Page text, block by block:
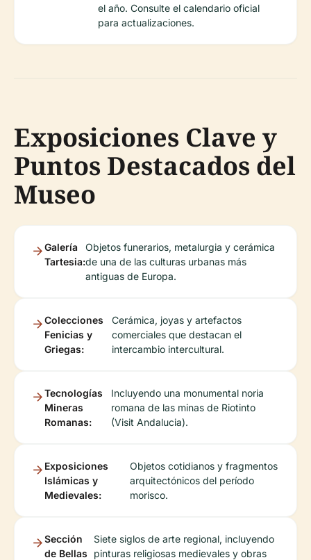
el año. Consulte el calendario oficial
para actualizaciones.
Exposiciones Clave y
Puntos Destacados del
Museo
Galería
Tartesia:
Objetos funerarios, metalurgia y cerámica
de una de las culturas urbanas más
antiguas de Europa.
Colecciones
Fenicias y
Griegas:
Cerámica, joyas y artefactos
comerciales que destacan el
intercambio intercultural.
Tecnologías
Mineras
Romanas:
Incluyendo una monumental noria
romana de las minas de Riotinto
(Visit Andalucia).
Exposiciones
Islámicas y
Medievales:
Objetos cotidianos y fragmentos
arquitectónicos del período
morisco.
Sección
de Bellas
Siete siglos de arte regional, incluyendo
pinturas religiosas medievales y obras